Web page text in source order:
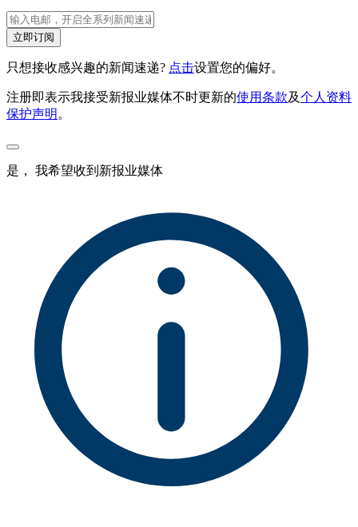
立即订阅
只想接收感兴趣的新闻速递? 点击设置您的偏好。
注册即表示我接受新报业媒体不时更新的使用条款及个人资料
保护声明 。
是， 我希望收到新报业媒体